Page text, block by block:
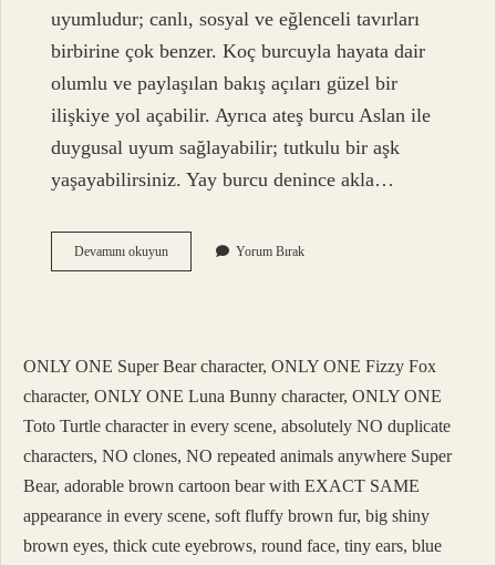
uyumludur; canlı, sosyal ve eğlenceli tavırları
birbirine çok benzer. Koç burcuyla hayata dair
olumlu ve paylaşılan bakış açıları güzel bir
ilişkiye yol açabilir. Ayrıca ateş burcu Aslan ile
duygusal uyum sağlayabilir; tutkulu bir aşk
yaşayabilirsiniz. Yay burcu denince akla…
Devamını okuyunYay
Burcunun
Yorum Bırak
ONLY ONE Super Bear character, ONLY ONE Fizzy Fox
character, ONLY ONE Luna Bunny character, ONLY ONE
Toto Turtle character in every scene, absolutely NO duplicate
characters, NO clones, NO repeated animals anywhere Super
Bear, adorable brown cartoon bear with EXACT SAME
appearance in every scene, soft fluffy brown fur, big shiny
brown eyes, thick cute eyebrows, round face, tiny ears, blue